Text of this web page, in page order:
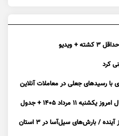
+ ویدیو
کرد
با رسید‌های جعلی در معاملات آنلاین
مرداد ۱۴۰۵ + جدول
/ بارش‌های سیل‌آسا در ۳ استان